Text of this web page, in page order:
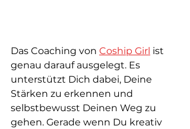
Das Coaching von Coship Girl ist
genau darauf ausgelegt. Es
unterstützt Dich dabei, Deine
Stärken zu erkennen und
selbstbewusst Deinen Weg zu
gehen. Gerade wenn Du kreativ